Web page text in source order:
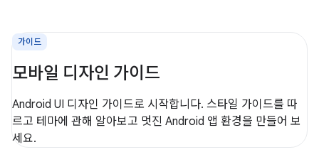
가이드
모바일 디자인 가이드
Android UI 디자인 가이드로 시작합니다. 스타일 가이드를 따
르고 테마에 관해 알아보고 멋진 Android 앱 환경을 만들어 보
세요.